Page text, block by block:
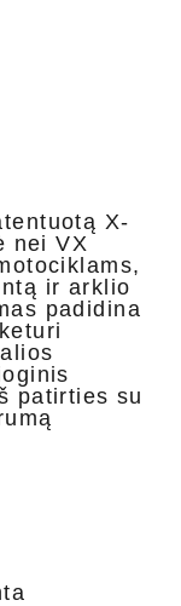
X-
nei VX
ir arklio
padidina
patirties su